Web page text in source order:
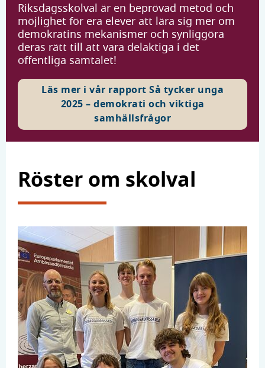
Riksdagsskolval är en beprövad metod och
möjlighet för era elever att lära sig mer om
demokratins mekanismer och synliggöra
deras rätt till att vara delaktiga i det
offentliga samtalet!
Läs mer i vår rapport Så tycker unga
2025 – demokrati och viktiga
samhällsfrågor
Röster om skolval